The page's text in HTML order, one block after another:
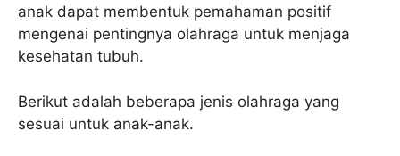
anak dapat membentuk pemahaman positif
mengenai pentingnya olahraga untuk menjaga
kesehatan tubuh.
Berikut adalah beberapa jenis olahraga yang
sesuai untuk anak-anak.